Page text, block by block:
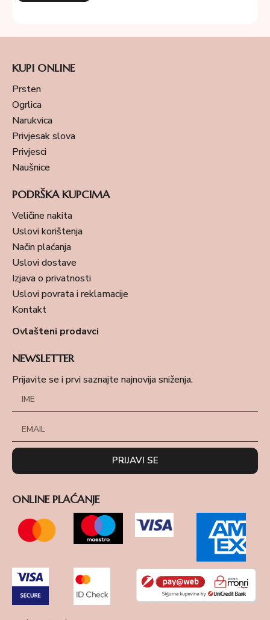
KUPI ONLINE
Prsten
Ogrlica
Narukvica
Privjesak slova
Privjesci
Naušnice
PODRŠKA KUPCIMA
Veličine nakita
Uslovi korištenja
Način plaćanja
Uslovi dostave
Izjava o privatnosti
Uslovi povrata i reklamacije
Kontakt
Ovlašteni prodavci
NEWSLETTER
Prijavite se i prvi saznajte najnovija sniženja.
PRIJAVI SE
ONLINE PLAĆANJE